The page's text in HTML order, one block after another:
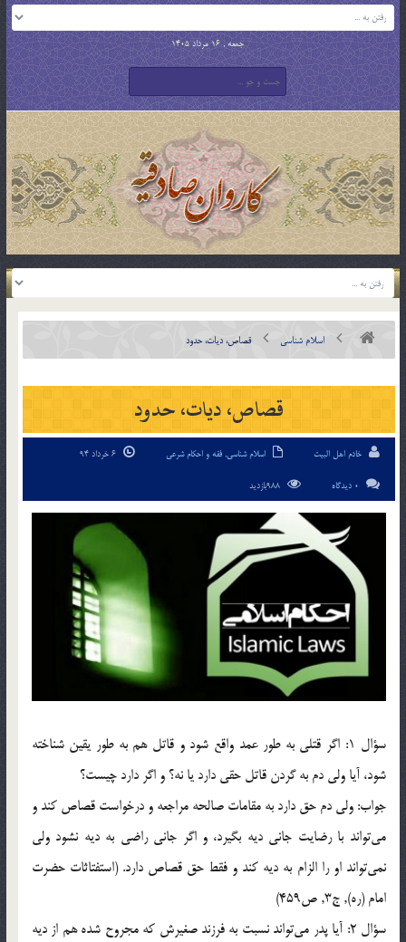
جمعه , 16 مرداد 1405
اسلام شناسی قصاص، ديات، حدود
قصاص، ديات، حدود
خادم اهل البیت اسلام شناسی, فقه و احکام شرعی
0 دیدگاه
سؤال 1: اگر قتلي به طور عمد واقع شود و قاتل هم به طور يقين شناخته
شود، آيا ولي دم به گردن قاتل حقي دارد يا نه؟ و اگر دارد چيست؟
جواب: ولي دم حق دارد به مقامات صالحه مراجعه و درخواست قصاص كند و
مي‌تواند با رضايت جاني ديه بگيرد، و اگر جاني راضي به ديه نشود ولي
نمي‌تواند او را الزام به ديه كند و فقط حق قصاص دارد. (استفتاثات حضرت
امام (ره), ج3, ص459)
سؤال 2: آيا پدر مي‌تواند نسبت به فرزند صغيرش كه مجروح شده هم از ديه